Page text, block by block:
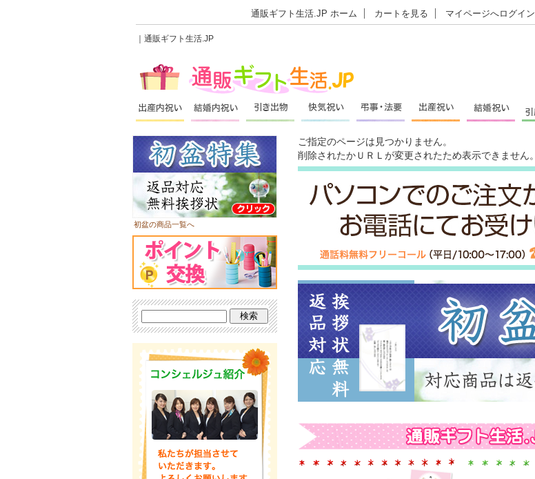
通販ギフト生活.JP ホーム カートを見る マイページへログイン
｜通販ギフト生活.JP
ご指定のページは見つかりません。
削除されたかＵＲＬが変更されたため表示できません。
初盆の商品一覧へ